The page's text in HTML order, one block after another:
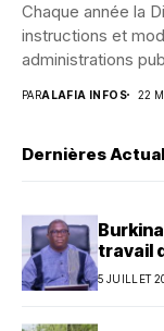
Chaque année la
instructions et
administrations
PARALAFIA INFOS 22
Dernières
travail
5 JUILLET